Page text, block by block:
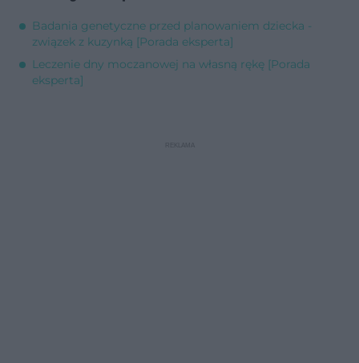
Badania genetyczne przed planowaniem dziecka -
związek z kuzynką [Porada eksperta]
Leczenie dny moczanowej na własną rękę [Porada
eksperta]